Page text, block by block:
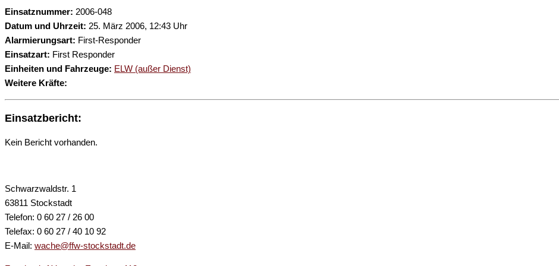
Einsatznummer: 2006-048
Datum und Uhrzeit: 25. März 2006, 12:43 Uhr
Alarmierungsart: First-Responder
Einsatzart: First Responder
Einheiten und Fahrzeuge: ELW (außer Dienst)
Weitere Kräfte:
Einsatzbericht:
Kein Bericht vorhanden.
Schwarzwaldstr. 1
63811 Stockstadt
Telefon: 0 60 27 / 26 00
Telefax: 0 60 27 / 40 10 92
E-Mail: wache@ffw-stockstadt.de